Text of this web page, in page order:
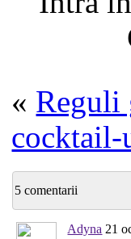
« Reguli
5 comentarii
Adyna 21